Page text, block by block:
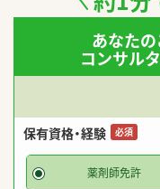
あなた
コンサル
保有資格・経験 必須
薬剤師免許